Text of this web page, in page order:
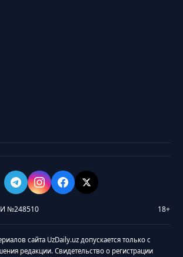
№248510 18+
сайта UzDaily.uz допускается только с
редакции. Свидетельство о регистрации